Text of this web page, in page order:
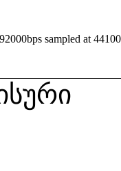
sampled at